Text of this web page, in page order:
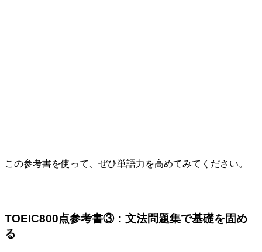
この参考書を使って、ぜひ単語力を高めてみてください。
TOEIC800点参考書③：文法問題集で基礎を固め
る